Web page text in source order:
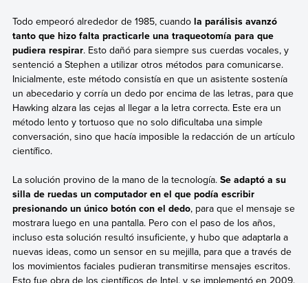
Todo empeoró alrededor de 1985, cuando la parálisis avanzó
tanto que hizo falta practicarle una traqueotomía para que
pudiera respirar. Esto dañó para siempre sus cuerdas vocales, y
sentenció a Stephen a utilizar otros métodos para comunicarse.
Inicialmente, este método consistía en que un asistente sostenía
un abecedario y corría un dedo por encima de las letras, para que
Hawking alzara las cejas al llegar a la letra correcta. Este era un
método lento y tortuoso que no solo dificultaba una simple
conversación, sino que hacía imposible la redacción de un artículo
científico.
La solución provino de la mano de la tecnología. Se adaptó a su
silla de ruedas un computador en el que podía escribir
presionando un único botón con el dedo, para que el mensaje se
mostrara luego en una pantalla. Pero con el paso de los años,
incluso esta solución resultó insuficiente, y hubo que adaptarla a
nuevas ideas, como un sensor en su mejilla, para que a través de
los movimientos faciales pudieran transmitirse mensajes escritos.
Esto fue obra de los científicos de Intel, y se implementó en 2009.